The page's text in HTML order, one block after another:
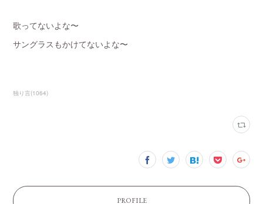
歌ってないよな〜
サングラスもかけてないよな〜
独り言(1064)
PROFILE